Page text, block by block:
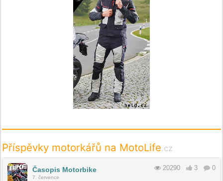
Příspěvky motorkářů na MotoLife.cz
Časopis Motorbike
7. července
20290 3 0